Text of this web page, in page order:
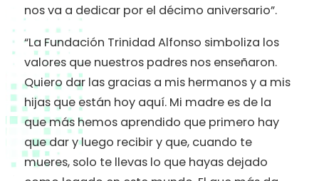
nos va a dedicar por el décimo aniversario”.
“La Fundación Trinidad Alfonso simboliza los
valores que nuestros padres nos enseñaron.
Quiero dar las gracias a mis hermanos y a mis
hijas que están hoy aquí. Mi madre es de la
que más hemos aprendido que primero hay
que dar y luego recibir y que, cuando te
mueres, solo te llevas lo que hayas dejado